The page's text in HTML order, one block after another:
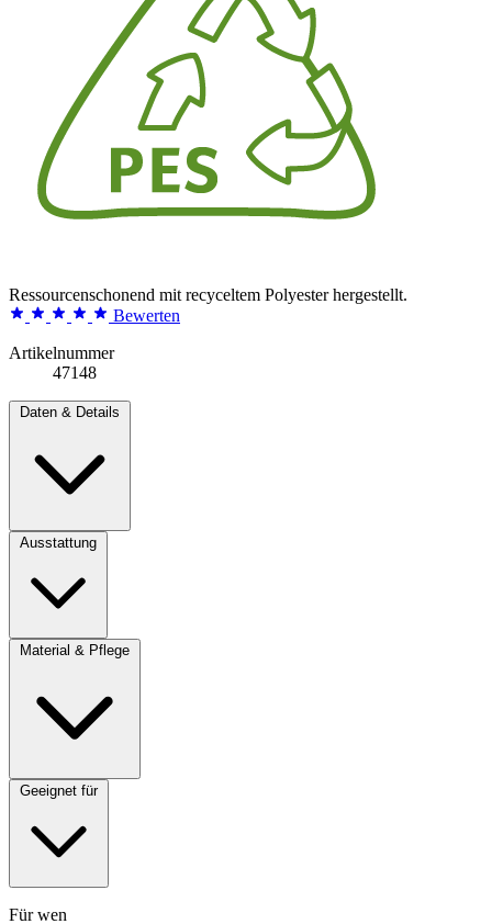
Ressourcenschonend mit recyceltem Polyester hergestellt.
Bewerten
Artikelnummer
47148
Daten & Details
Ausstattung
Material & Pflege
Geeignet für
Für wen